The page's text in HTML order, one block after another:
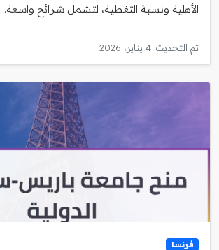
الأهلية ونسبة التغطية، لتشمل شرائح واسعة...
تم التحديث: 4 يناير، 2026
فرنسا